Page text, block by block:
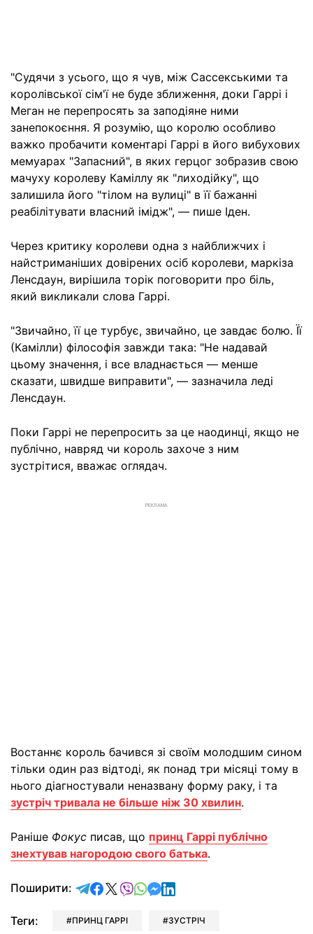
"Судячи з усього, що я чув, між Сассекськими та
королівської сім'ї не буде зближення, доки Гаррі і
Меган не перепросять за заподіяне ними
занепокоєння. Я розумію, що королю особливо
важко пробачити коментарі Гаррі в його вибухових
мемуарах "Запасний", в яких герцог зобразив свою
мачуху королеву Каміллу як "лиходійку", що
залишила його "тілом на вулиці" в її бажанні
реабілітувати власний імідж", — пише Іден.
Через критику королеви одна з найближчих і
найстриманіших довірених осіб королеви, маркіза
Ленсдаун, вирішила торік поговорити про біль,
який викликали слова Гаррі.
"Звичайно, її це турбує, звичайно, це завдає болю. Її
(Камілли) філософія завжди така: "Не надавай
цьому значення, і все владнається — менше
сказати, швидше виправити", — зазначила леді
Ленсдаун.
Поки Гаррі не перепросить за це наодинці, якщо не
публічно, навряд чи король захоче з ним
зустрітися, вважає оглядач.
РЕКЛАМА
Востаннє король бачився зі своїм молодшим сином
тільки один раз відтоді, як понад три місяці тому в
нього діагностували неназвану форму раку, і та
зустріч тривала не більше ніж 30 хвилин.
Раніше Фокус писав, що принц Гаррі публічно
знехтував нагородою свого батька.
Поширити: відправити у Telegram
поділитись у Facebook
поділитись у X
відправити у Viber
відправити у Whatsapp
відправити у Messenger
відправити у LinkedIn
Теги: ПРИНЦ ГАРРІ ЗУСТРІЧ